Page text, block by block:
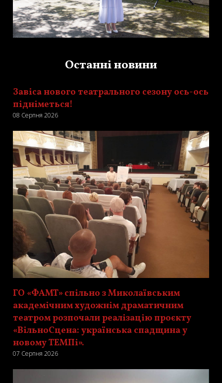
Останні новини
Завіса нового театрального сезону ось-ось
підніметься!
08 Серпня 2026
ГО «ФАМТ» спільно з Миколаївським
академічним художнім драматичним
театром розпочали реалізацію проєкту
«ВільноСцена: українська спадщина у
новому ТЕМПі».
07 Серпня 2026